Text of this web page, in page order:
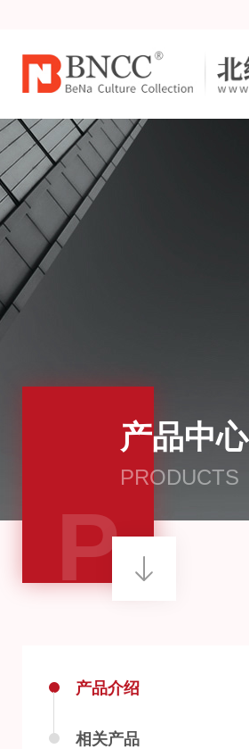
产品中心
PRODUCTS
P
产品介绍
相关产品